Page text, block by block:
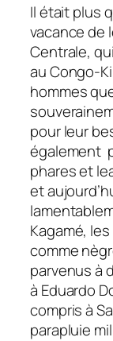
Il était plus
vacance de
Centrale,
au Congo-
hommes
pour leur
également
phares et
et
Kagamé,
comme
parvenus à
à Eduardo
compris à
parapluie